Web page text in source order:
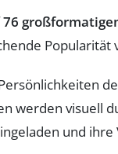
76
werden visuell
und